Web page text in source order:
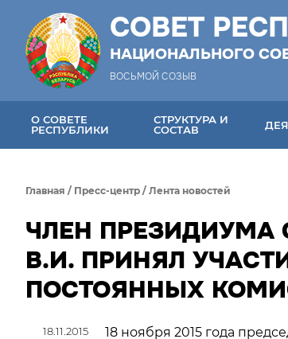
СОВЕТ
НАЦИОНАЛЬНОГО
ВОСЬМОЙ СОЗЫВ
О СОВЕТЕ
РЕСПУБЛИКИ
СТРУКТУРА И
СОСТАВ
Главная / Пресс-центр / Лента новостей
ЧЛЕН ПРЕЗИДИУМА
В.И. ПРИНЯЛ
ПОСТОЯННЫХ
18.11.2015
18 ноября 2015 года